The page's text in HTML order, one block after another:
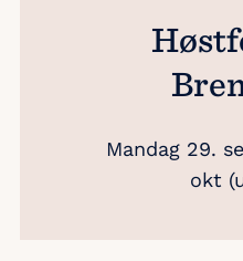
Mandag 29.
okt